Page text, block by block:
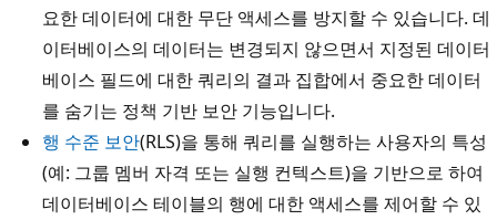
요한 데이터에 대한 무단 액세스를 방지할 수 있습니다. 데
이터베이스의 데이터는 변경되지 않으면서 지정된 데이터
베이스 필드에 대한 쿼리의 결과 집합에서 중요한 데이터
를 숨기는 정책 기반 보안 기능입니다.
행 수준 보안(RLS)을 통해 쿼리를 실행하는 사용자의 특성
(예: 그룹 멤버 자격 또는 실행 컨텍스트)을 기반으로 하여
데이터베이스 테이블의 행에 대한 액세스를 제어할 수 있